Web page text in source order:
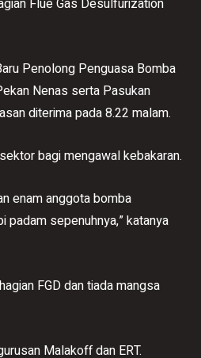
Flue Gas Desulfurization
Penolong Penguasa Bomba
Nenas serta Pasukan
diterima pada 8.22 malam.
bagi mengawal kebakaran.
enam anggota bomba
padam sepenuhnya,” katanya
FGD dan tiada mangsa
Malakoff dan ERT.